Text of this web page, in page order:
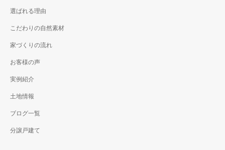
選ばれる理由
こだわりの自然素材
家づくりの流れ
お客様の声
実例紹介
土地情報
ブログ一覧
分譲戸建て